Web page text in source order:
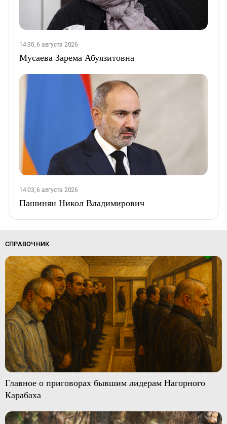
14:30, 6 августа 2026
Мусаева Зарема Абуязитовна
14:03, 6 августа 2026
Пашинян Никол Владимирович
СПРАВОЧНИК
Главное о приговорах бывшим лидерам Нагорного
Карабаха